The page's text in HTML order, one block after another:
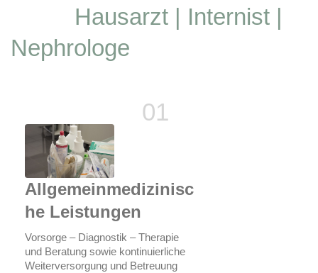
Hausarzt | Internist |
Nephrologe
Allgemeinmedizinisc
he Leistungen
Vorsorge – Diagnostik – Therapie
und Beratung sowie kontinuierliche
Weiterversorgung und Betreuung